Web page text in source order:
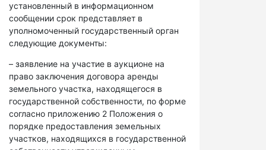
установленный в информационном
сообщении срок представляет в
уполномоченный государственный орган
следующие документы:
– заявление на участие в аукционе на
право заключения договора аренды
земельного участка, находящегося в
государственной собственности, по форме
согласно приложению 2 Положения о
порядке предоставления земельных
участков, находящихся в государственной